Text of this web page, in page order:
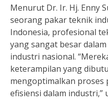
Menurut Dr. Ir. Hj. Enny
seorang pakar teknik
Indonesia, profesional
yang sangat besar
industri nasional.
keterampilan yang
mengoptimalkan proses
efisiensi dalam industri,”